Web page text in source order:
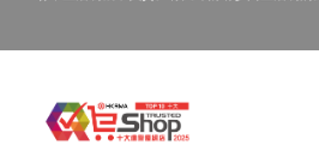
或过期退回，供应商有权不
正本，并于送货后3个工作天
康网购health.ESDlife客户服